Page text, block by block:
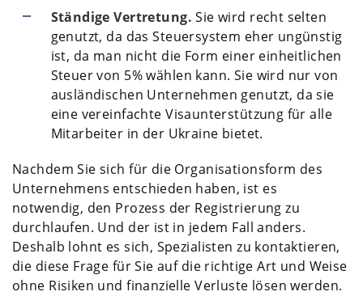
Ständige Vertretung.Sie wird recht selten
genutzt, da das Steuersystem eher ungünstig
ist, da man nicht die Form einer einheitlichen
Steuer von 5% wählen kann. Sie wird nur von
ausländischen Unternehmen genutzt, da sie
eine vereinfachte Visaunterstützung für alle
Mitarbeiter in der Ukraine bietet.
Nachdem Sie sich für die Organisationsform des
Unternehmens entschieden haben, ist es
notwendig, den Prozess der Registrierung zu
durchlaufen. Und der ist in jedem Fall anders.
Deshalb lohnt es sich, Spezialisten zu kontaktieren,
die diese Frage für Sie auf die richtige Art und Weise
ohne Risiken und finanzielle Verluste lösen werden.